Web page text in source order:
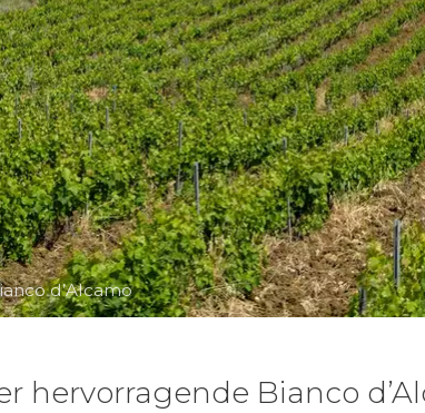
d’Alcamo
hervorragende Bianco